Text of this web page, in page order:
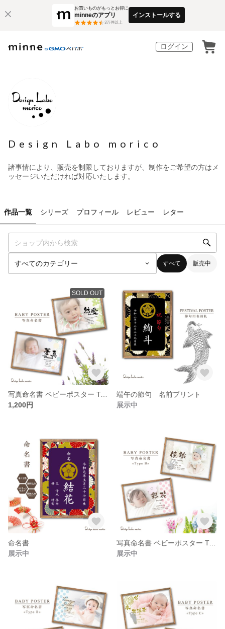
お買いものがもっとお得に
minneのアプリ
3万件以上
インストールする
ログイン
Design Labo morico
諸事情により、販売を制限しておりますが、制作をご希望の方はメ
ッセージいただければ対応いたします。
作品一覧 シリーズ プロフィール レビュー レター
すべて 販売中
SOLD OUT
写真命名書 ベビーポスター Type A
1,200円
端午の節句 名前プリント
展示中
命名書
展示中
写真命名書 ベビーポスター Type B (漢字Ver.)
展示中